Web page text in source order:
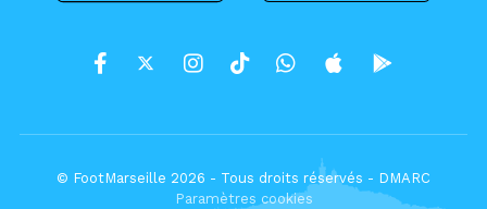
© FootMarseille 2026 - Tous droits réservés - DMARC
Paramètres cookies